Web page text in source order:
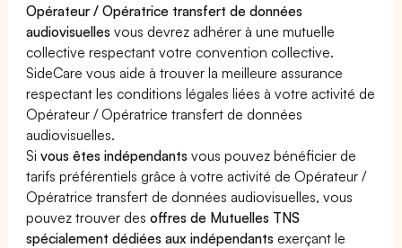
Opérateur / Opératrice transfert de données
audiovisuelles vous devrez adhérer à une mutuelle
collective respectant votre convention collective.
SideCare vous aide à trouver la meilleure assurance
respectant les conditions légales liées à votre activité de
Opérateur / Opératrice transfert de données
audiovisuelles.
Sivous êtes indépendants vous pouvez bénéficier de
tarifs préférentiels grâce à votre activité de Opérateur /
Opératrice transfert de données audiovisuelles, vous
pouvez trouver desoffres de Mutuelles TNS
spécialement dédiées aux indépendants exerçant le